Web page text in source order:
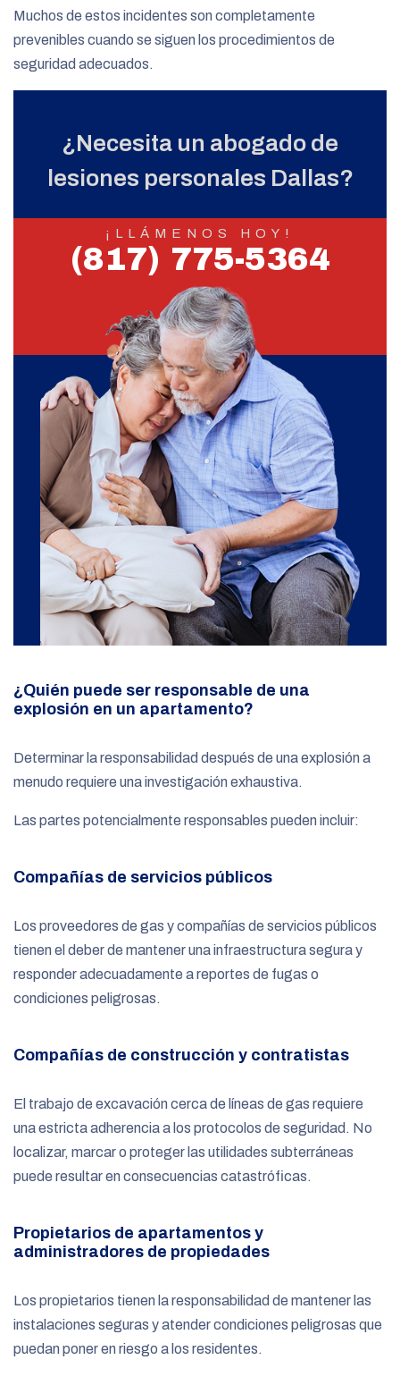
Muchos de estos incidentes son completamente
prevenibles cuando se siguen los procedimientos de
seguridad adecuados.
¿Necesita un abogado de
lesiones personales Dallas?
¡LLÁMENOS HOY!
(817) 775-5364
¿Quién puede ser responsable de una
explosión en un apartamento?
Determinar la responsabilidad después de una explosión a
menudo requiere una investigación exhaustiva.
Las partes potencialmente responsables pueden incluir:
Compañías de servicios públicos
Los proveedores de gas y compañías de servicios públicos
tienen el deber de mantener una infraestructura segura y
responder adecuadamente a reportes de fugas o
condiciones peligrosas.
Compañías de construcción y contratistas
El trabajo de excavación cerca de líneas de gas requiere
una estricta adherencia a los protocolos de seguridad. No
localizar, marcar o proteger las utilidades subterráneas
puede resultar en consecuencias catastróficas.
Propietarios de apartamentos y
administradores de propiedades
Los propietarios tienen la responsabilidad de mantener las
instalaciones seguras y atender condiciones peligrosas que
puedan poner en riesgo a los residentes.